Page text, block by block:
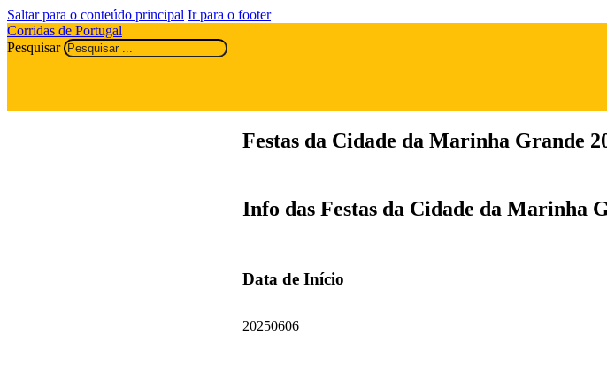
Saltar para o conteúdo principal Ir para o footer
Corridas de Portugal
Pesquisar
Festas da Cidade da Marinha Grande
Info das Festas da Cidade da Marinha
Data de Início
20250606